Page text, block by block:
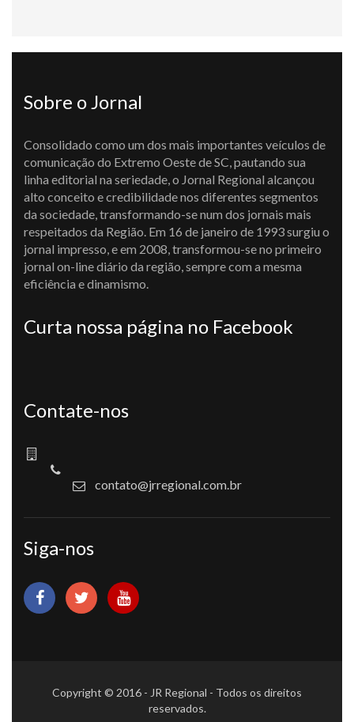
Sobre o Jornal
Consolidado como um dos mais importantes veículos de
comunicação do Extremo Oeste de SC, pautando sua
linha editorial na seriedade, o Jornal Regional alcançou
alto conceito e credibilidade nos diferentes segmentos
da sociedade, transformando-se num dos jornais mais
respeitados da Região. Em 16 de janeiro de 1993 surgiu o
jornal impresso, e em 2008, transformou-se no primeiro
jornal on-line diário da região, sempre com a mesma
eficiência e dinamismo.
Curta nossa página no Facebook
Contate-nos
contato@jrregional.com.br
Siga-nos
Copyright © 2016 - JR Regional - Todos os direitos
reservados.